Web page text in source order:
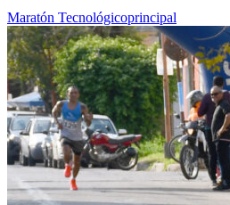
Maratón Tecnológicoprincipal